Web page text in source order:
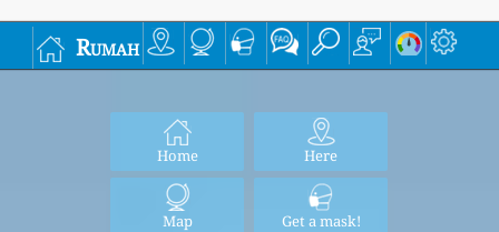
Rumah
Home Here
Map Get a mask!